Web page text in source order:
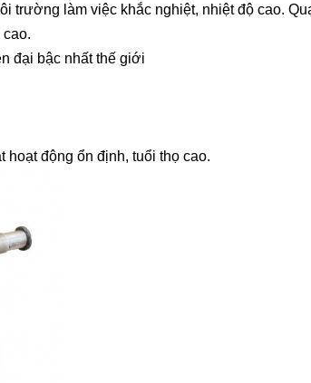
trường làm việc khắc nghiệt, nhiệt độ cao.
đại bậc nhất thế giới
động ổn định, tuổi thọ cao.